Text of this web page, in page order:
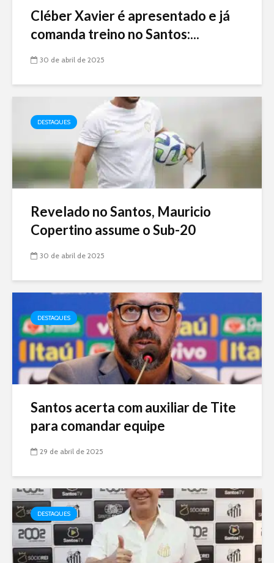
Cléber Xavier é apresentado e já
comanda treino no Santos:...
30 de abril de 2025
DESTAQUES
Revelado no Santos, Mauricio
Copertino assume o Sub-20
30 de abril de 2025
DESTAQUES
Santos acerta com auxiliar de Tite
para comandar equipe
29 de abril de 2025
DESTAQUES